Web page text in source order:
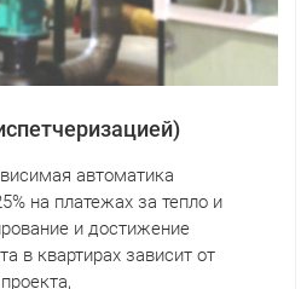
автоматика
на платежах за тепло и
и достижение
в квартирах зависит от